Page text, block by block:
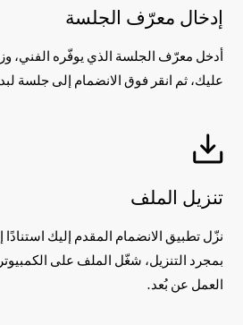
إدخال معرّف الجلسة
أدخل معرّف الجلسة الذي يوفّره الفني،
عليك، ثم انقر فوق الانضمام إلى جلسة
تنزيل الملف
نزّل تطبيق الانضمام المقدم إليك
بمجرد التنزيل، شغّل الملف على
العمل عن بُعد.